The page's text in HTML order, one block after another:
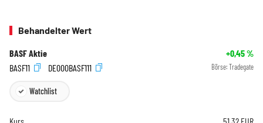
Behandelter Wert
BASF Aktie +0,45%
BASF11
DE000BASF111 Börse: Tradegate
Watchlist